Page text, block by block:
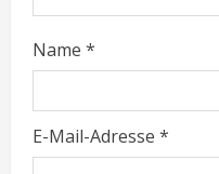
n
g
Name *
E-Mail-Adresse *